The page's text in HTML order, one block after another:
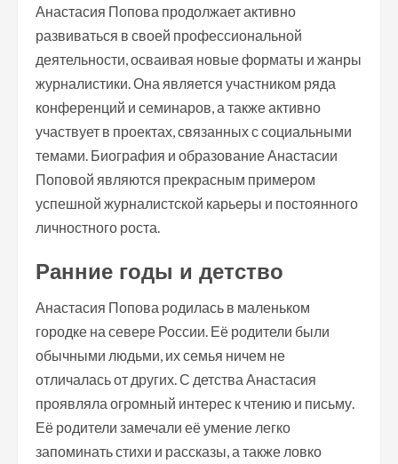
Анастасия Попова продолжает активно
развиваться в своей профессиональной
деятельности, осваивая новые форматы и жанры
журналистики. Она является участником ряда
конференций и семинаров, а также активно
участвует в проектах, связанных с социальными
темами. Биография и образование Анастасии
Поповой являются прекрасным примером
успешной журналистской карьеры и постоянного
личностного роста.
Ранние годы и детство
Анастасия Попова родилась в маленьком
городке на севере России. Её родители были
обычными людьми, их семья ничем не
отличалась от других. С детства Анастасия
проявляла огромный интерес к чтению и письму.
Её родители замечали её умение легко
запоминать стихи и рассказы, а также ловко